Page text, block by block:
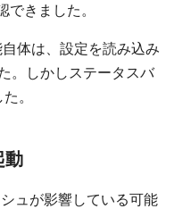
きました。
体は、設定を読み込み
。しかしステータスバ
。
動
ュが影響している可能